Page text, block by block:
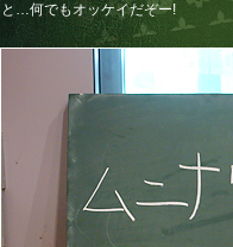
と…何でもオッケイだぞー!